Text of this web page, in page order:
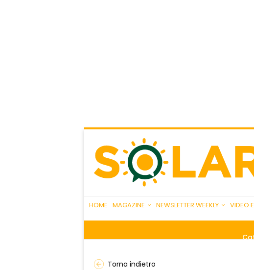
HOME MAGAZINE NEWSLETTER WEEKLY VIDEO
Torna indietro